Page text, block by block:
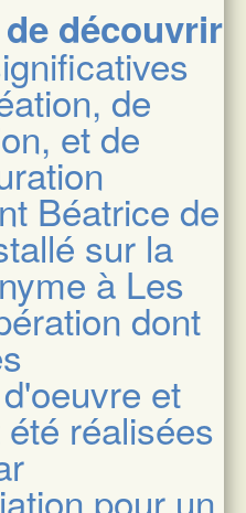
découvrir
de
et de
Béatrice de
sur la
à Les
dont
et
réalisées
pour un